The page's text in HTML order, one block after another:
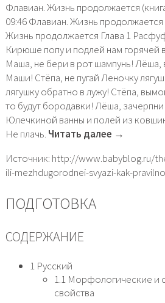
Флавиан. Жизнь продолжается
09:46 Флавиан. Жизнь
Жизнь продолжается Глава 1
Кирюше попу и подлей нам горячей
Маша, не бери в рот шампунь! Лёша,
Маши! Стёпа, не пугай Леночку
лягушку обратно в лужу! Стёпа,
то будут бородавки! Лёша,
Юлечкиной ванны и полей из
Не плачь. Читать далее →
Источник: http://www.babyblog.ru/
ili-mezhdugorodnei-svyazi-kak-pravilno
ПОДГОТОВКА
СОДЕРЖАНИЕ
1 Русский
1.1 Морфологические и
свойства